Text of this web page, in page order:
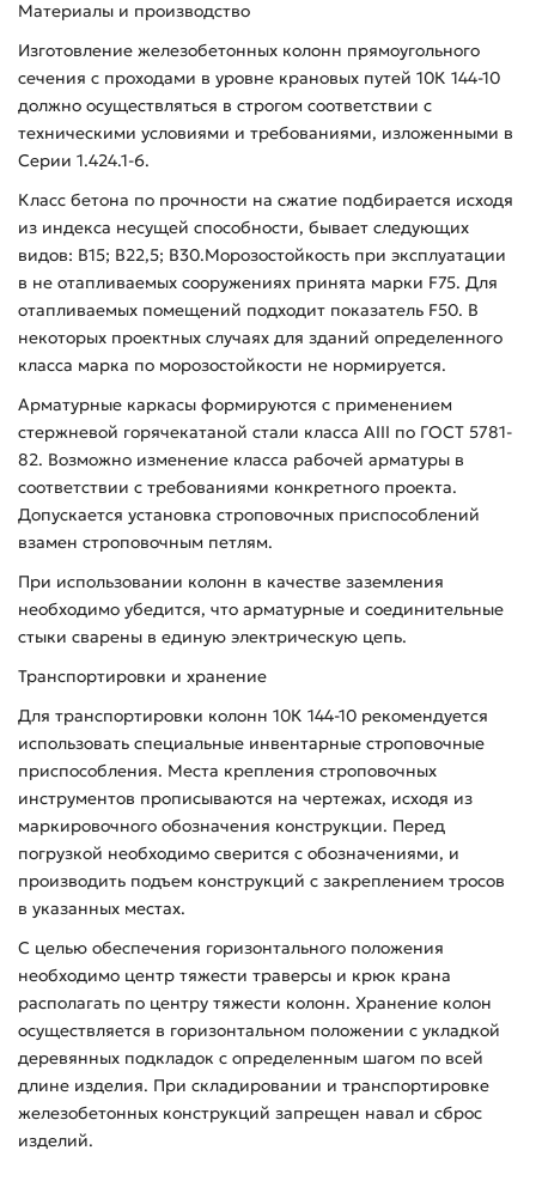
Материалы и производство
Изготовление железобетонных колонн прямоугольного
сечения с проходами в уровне крановых путей 10К 144-10
должно осуществляться в строгом соответствии с
техническими условиями и требованиями, изложенными в
Серии 1.424.1-6.
Класс бетона по прочности на сжатие подбирается исходя
из индекса несущей способности, бывает следующих
видов: В15; В22,5; В30.Морозостойкость при эксплуатации
в не отапливаемых сооружениях принята марки F75. Для
отапливаемых помещений подходит показатель F50. В
некоторых проектных случаях для зданий определенного
класса марка по морозостойкости не нормируется.
Арматурные каркасы формируются с применением
стержневой горячекатаной стали класса AIII по ГОСТ 5781-
82. Возможно изменение класса рабочей арматуры в
соответствии с требованиями конкретного проекта.
Допускается установка строповочных приспособлений
взамен строповочным петлям.
При использовании колонн в качестве заземления
необходимо убедится, что арматурные и соединительные
стыки сварены в единую электрическую цепь.
Транспортировки и хранение
Для транспортировки колонн 10К 144-10 рекомендуется
использовать специальные инвентарные строповочные
приспособления. Места крепления строповочных
инструментов прописываются на чертежах, исходя из
маркировочного обозначения конструкции. Перед
погрузкой необходимо сверится с обозначениями, и
производить подъем конструкций с закреплением тросов
в указанных местах.
С целью обеспечения горизонтального положения
необходимо центр тяжести траверсы и крюк крана
располагать по центру тяжести колонн. Хранение колон
осуществляется в горизонтальном положении с укладкой
деревянных подкладок с определенным шагом по всей
длине изделия. При складировании и транспортировке
железобетонных конструкций запрещен навал и сброс
изделий.